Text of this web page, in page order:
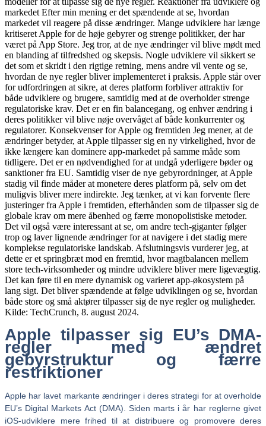
Apple tilpasser sig EU’s DMA-
regler med ændret
gebyrstruktur og færre
restriktioner
Apple har lavet markante ændringer i deres strategi for at overholde
EU’s Digital Markets Act (DMA). Siden marts i år har reglerne givet
iOS-udviklere mere frihed til at distribuere og promovere deres